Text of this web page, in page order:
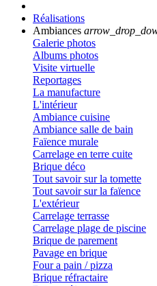
Réalisations
Ambiances
Galerie photos
Albums photos
Visite virtuelle
Reportages
La manufacture
L'intérieur
Ambiance cuisine
Ambiance salle de bain
Faïence murale
Carrelage en terre cuite
Brique déco
Tout savoir sur la tomette
Tout savoir sur la faïence
L'extérieur
Carrelage terrasse
Carrelage plage de piscine
Brique de parement
Pavage en brique
Four a pain / pizza
Brique réfractaire